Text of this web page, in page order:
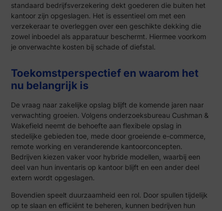
standaard bedrijfsverzekering dekt goederen die buiten het
kantoor zijn opgeslagen. Het is essentieel om met een
verzekeraar te overleggen over een geschikte dekking die
zowel inboedel als apparatuur beschermt. Hiermee voorkom
je onverwachte kosten bij schade of diefstal.
Toekomstperspectief en waarom het
nu belangrijk is
De vraag naar zakelijke opslag blijft de komende jaren naar
verwachting groeien. Volgens onderzoeksbureau Cushman &
Wakefield neemt de behoefte aan flexibele opslag in
stedelijke gebieden toe, mede door groeiende e-commerce,
remote working en veranderende kantoorconcepten.
Bedrijven kiezen vaker voor hybride modellen, waarbij een
deel van hun inventaris op kantoor blijft en een ander deel
extern wordt opgeslagen.
Bovendien speelt duurzaamheid een rol. Door spullen tijdelijk
op te slaan en efficiënt te beheren, kunnen bedrijven hun